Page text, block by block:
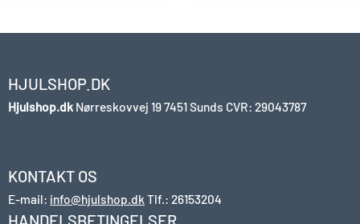
HJULSHOP.DK
Hjulshop.dk Nørreskovvej 197451 Sunds CVR: 29043787
KONTAKT OS
E-mail: info@hjulshop.dk Tlf.: 26153204
HANDELSBETINGELSER